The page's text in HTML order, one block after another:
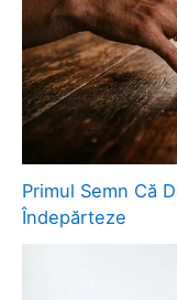
Primul Semn Că
Îndepărteze